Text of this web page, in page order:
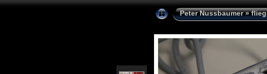
Peter Nussbaumer»